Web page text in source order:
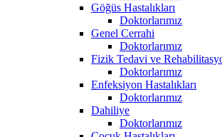
Göğüs Hastalıkları
Doktorlarımız
Genel Cerrahi
Doktorlarımız
Fizik Tedavi ve
Doktorlarımız
Enfeksiyon Hastalıkları
Doktorlarımız
Dahiliye
Doktorlarımız